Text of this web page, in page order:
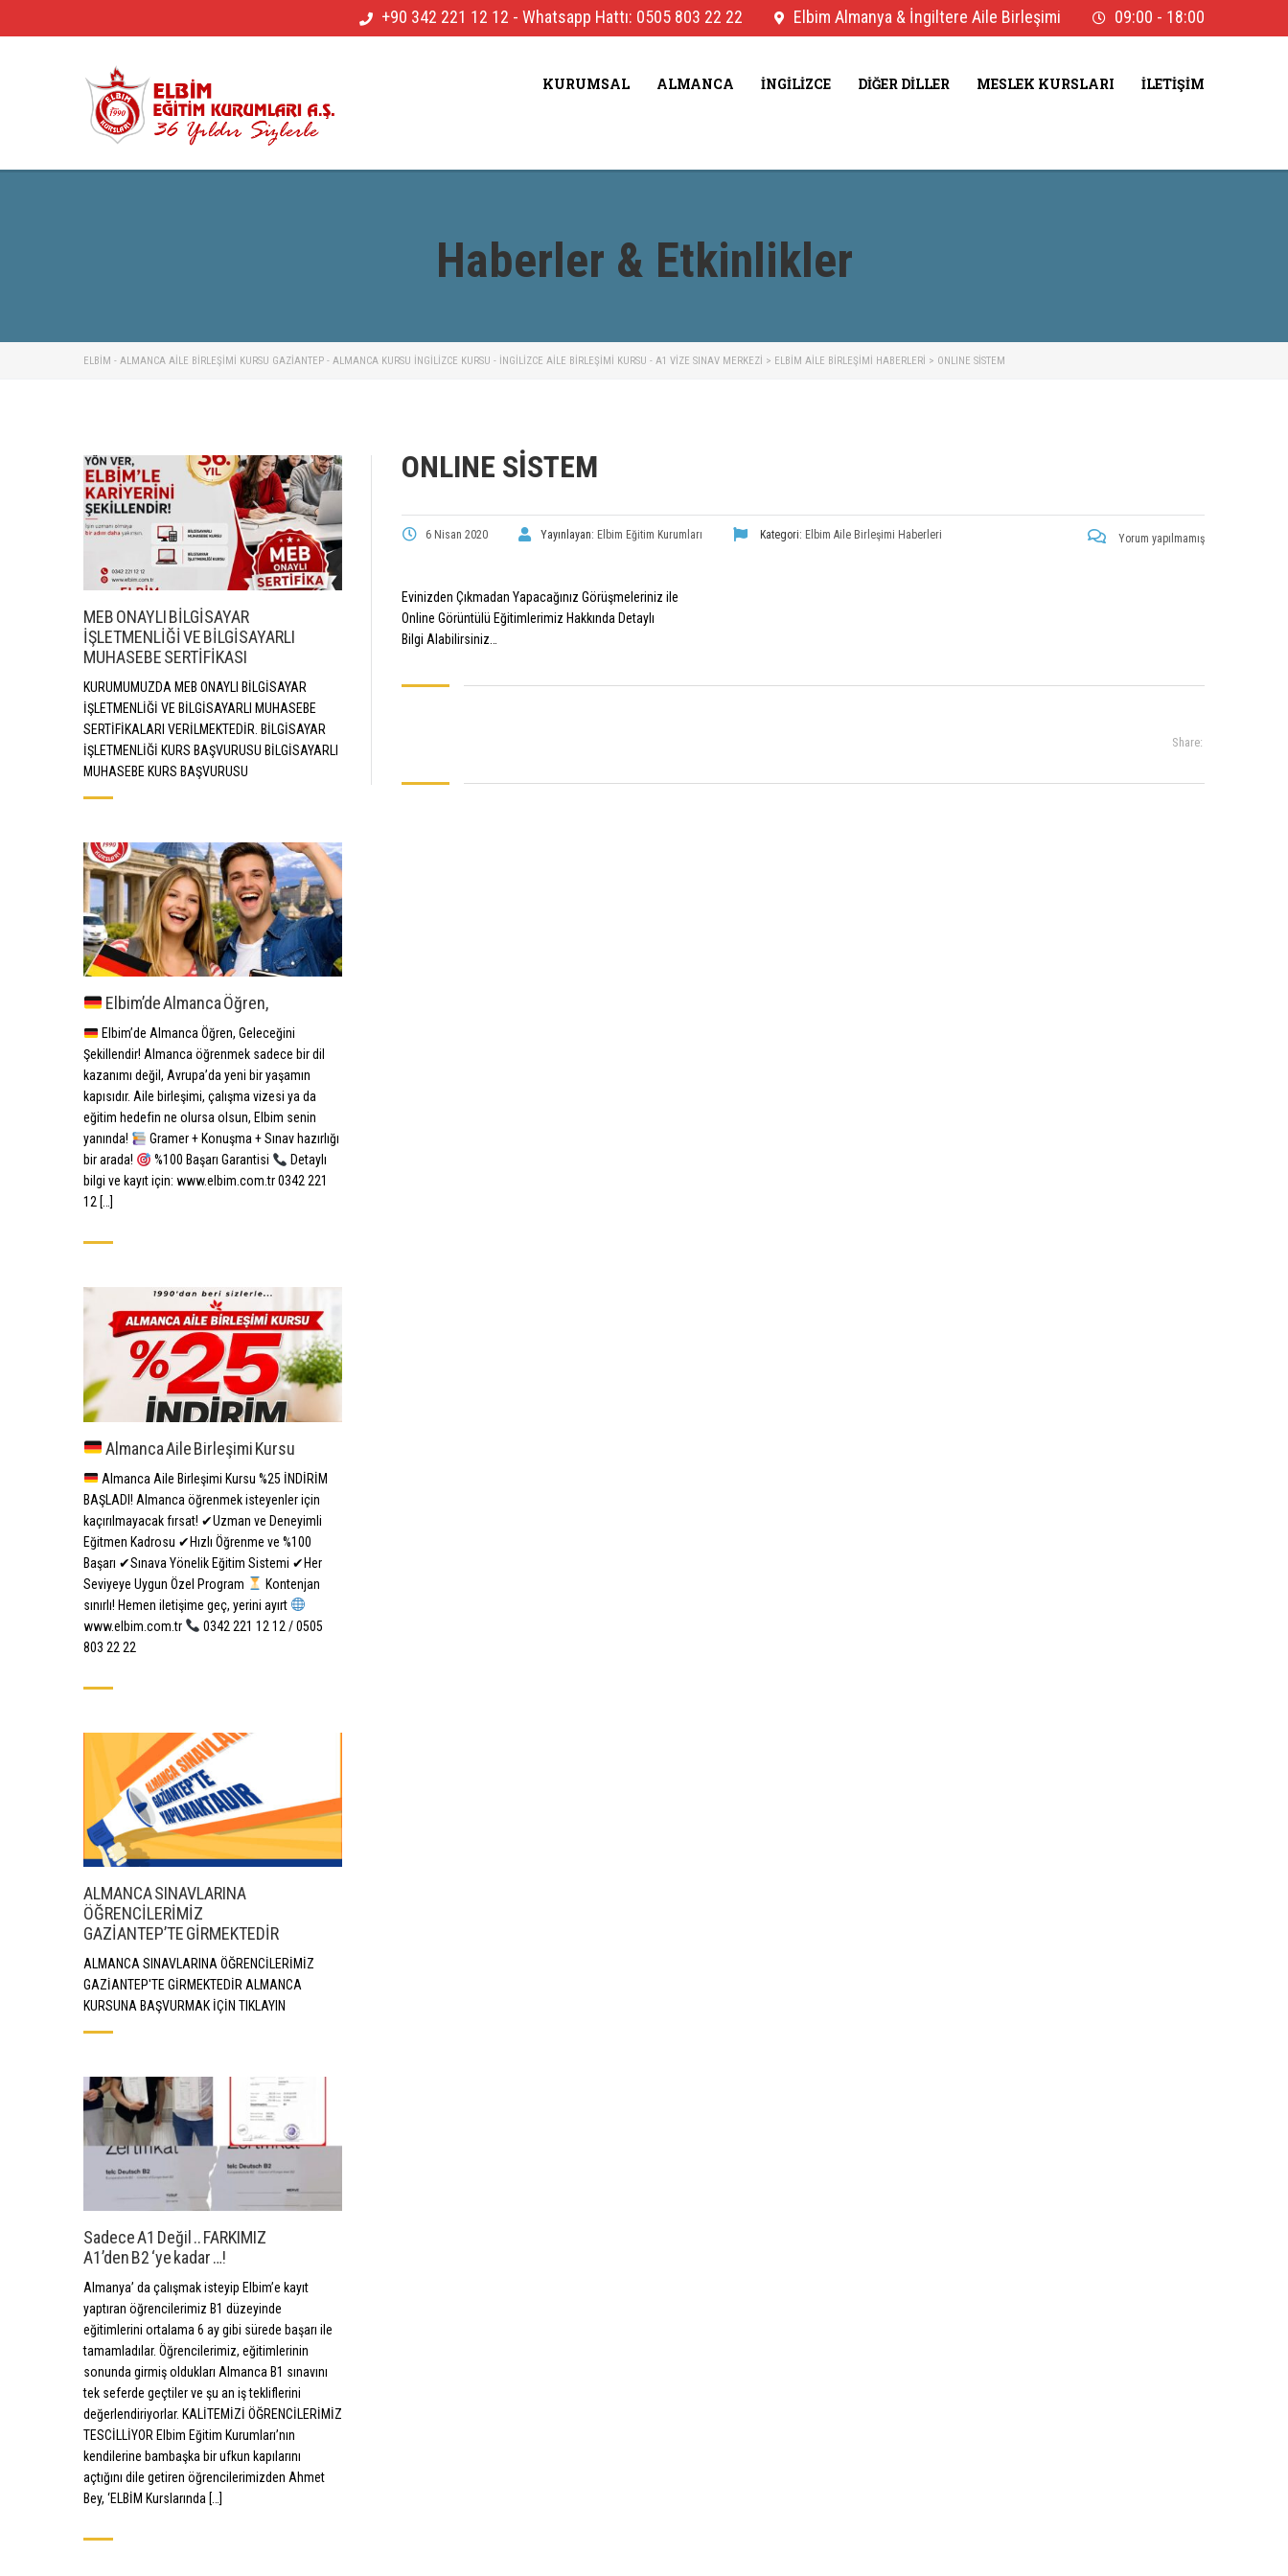
09:00 - 18:00
Elbim Almanya & İngiltere Aile Birleşimi
+90 342 221 12 12 - Whatsapp Hattı: 0505 803 22 22
KURUMSAL ALMANCA İNGILIZCE DIĞER DILLER MESLEK KURSLARI İLETIŞIM
Haberler & Etkinlikler
ELBİM - ALMANCA AILE BIRLEŞIMI KURSU GAZIANTEP - ALMANCA KURSU İNGILIZCE KURSU - İNGILIZCE AILE BIRLEŞIMI KURSU - A1 VIZE SINAV MERKEZI > ELBIM AILE BIRLEŞIMI HABERLERI > ONLINE SİSTEM
ONLINE SİSTEM
6 Nisan 2020 Yayınlayan: Elbim Eğitim Kurumları Kategori: Elbim Aile Birleşimi Haberleri Yorum yapılmamış
Evinizden Çıkmadan Yapacağınız Görüşmeleriniz ile
Online Görüntülü Eğitimlerimiz Hakkında Detaylı
Bilgi Alabilirsiniz…
Share:
MEB ONAYLI BİLGİSAYAR
İŞLETMENLİĞİ VE BİLGİSAYARLI
MUHASEBE SERTİFİKASI
KURUMUMUZDA MEB ONAYLI BİLGİSAYAR
İŞLETMENLİĞİ VE BİLGİSAYARLI MUHASEBE
SERTİFİKALARI VERİLMEKTEDİR. BİLGİSAYAR
İŞLETMENLİĞİ KURS BAŞVURUSU BİLGİSAYARLI
MUHASEBE KURS BAŞVURUSU
Elbim’de Almanca Öğren,
Elbim’de Almanca Öğren, Geleceğini
Şekillendir! Almanca öğrenmek sadece bir dil
kazanımı değil, Avrupa’da yeni bir yaşamın
kapısıdır. Aile birleşimi, çalışma vizesi ya da
eğitim hedefin ne olursa olsun, Elbim senin
yanında!
Gramer + Konuşma + Sınav hazırlığı
bir arada!
%100 Başarı Garantisi
Detaylı
bilgi ve kayıt için: www.elbim.com.tr 0342 221
12 […]
Almanca Aile Birleşimi Kursu
Almanca Aile Birleşimi Kursu %25 İNDİRİM
BAŞLADI! Almanca öğrenmek isteyenler için
kaçırılmayacak fırsat! ✔Uzman ve Deneyimli
Eğitmen Kadrosu ✔Hızlı Öğrenme ve %100
Başarı ✔Sınava Yönelik Eğitim Sistemi ✔Her
Seviyeye Uygun Özel Program
Kontenjan
sınırlı! Hemen iletişime geç, yerini ayırt
www.elbim.com.tr
0342 221 12 12 / 0505
803 22 22
ALMANCA SINAVLARINA
ÖĞRENCİLERİMİZ
GAZİANTEP’TE GİRMEKTEDİR
ALMANCA SINAVLARINA ÖĞRENCİLERİMİZ
GAZİANTEP'TE GİRMEKTEDİR ALMANCA
KURSUNA BAŞVURMAK İÇİN TIKLAYIN
Sadece A1 Değil .. FARKIMIZ
A1’den B2 ‘ye kadar …!
Almanya’ da çalışmak isteyip Elbim’e kayıt
yaptıran öğrencilerimiz B1 düzeyinde
eğitimlerini ortalama 6 ay gibi sürede başarı ile
tamamladılar. Öğrencilerimiz, eğitimlerinin
sonunda girmiş oldukları Almanca B1 sınavını
tek seferde geçtiler ve şu an iş tekliflerini
değerlendiriyorlar. KALİTEMİZİ ÖĞRENCİLERİMİZ
TESCİLLİYOR Elbim Eğitim Kurumları’nın
kendilerine bambaşka bir ufkun kapılarını
açtığını dile getiren öğrencilerimizden Ahmet
Bey, ‘ELBİM Kurslarında […]